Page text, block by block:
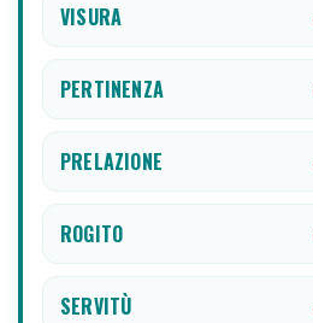
VISURA
PERTINENZA
PRELAZIONE
ROGITO
SERVITÙ